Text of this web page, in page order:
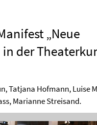
„Neue
der
Tatjana Hofmann, Luise
Marianne Streisand.